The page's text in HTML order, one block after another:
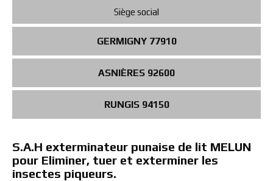
Siège social
GERMIGNY 77910
ASNIÈRES 92600
RUNGIS 94150
S.A.H exterminateur punaise de lit MELUN
pour Eliminer, tuer et exterminer les
insectes piqueurs.